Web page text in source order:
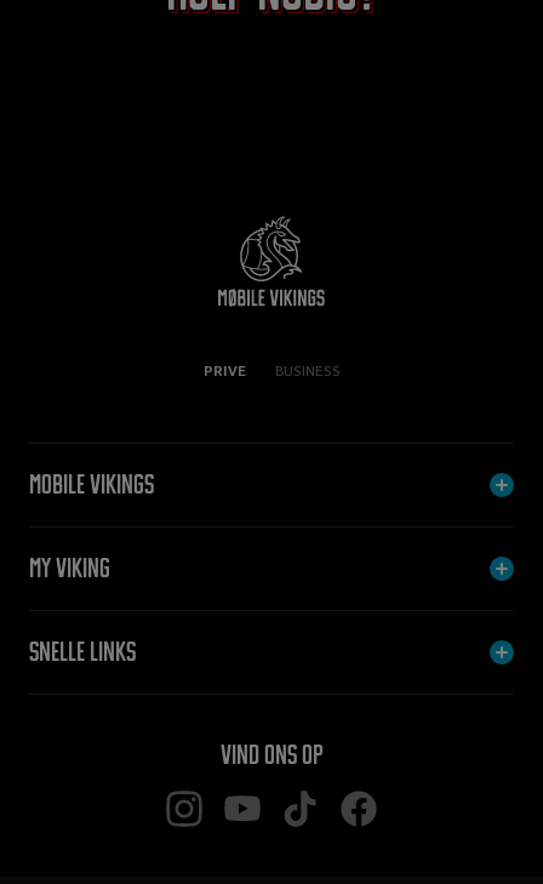
PRIVE BUSINESS
Mobile Vikings
My Viking
Snelle links
Vind ons op